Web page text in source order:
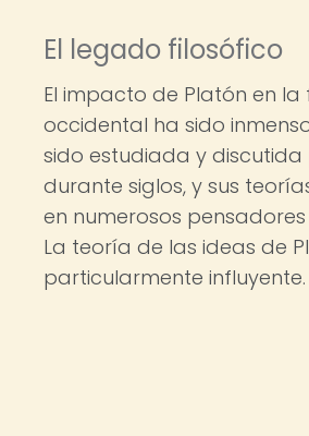
El legado filosófico
El impacto de Platón en la
occidental ha sido
sido estudiada y discutida
durante siglos, y sus
en numerosos
La teoría de las ideas de
particularmente influyente.